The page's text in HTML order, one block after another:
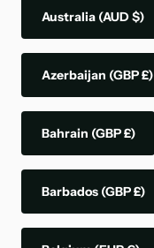
Australia (AUD $)
Azerbaijan (GBP £)
Bahrain (GBP £)
Barbados (GBP £)